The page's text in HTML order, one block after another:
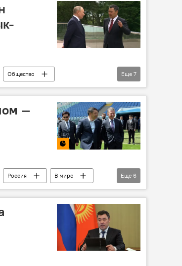
Общество
Владимир Путин
Еще 7
—
Россия
В мире
мяч Кыргызстан
Еще 6